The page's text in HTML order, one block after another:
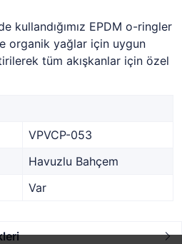
kullandığımız EPDM o-ringler
organik yağlar için uygun
tüm akışkanlar için özel
VPVCP-053
Havuzlu Bahçem
Var